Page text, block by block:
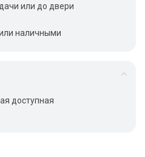
или до двери
наличными
доступная